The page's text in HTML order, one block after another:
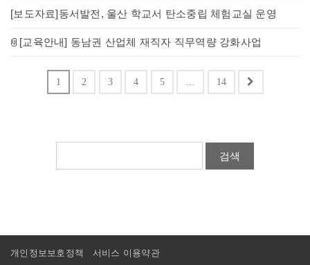
[보도자료]동서발전, 울산 학교서 탄소중립 체험교실 운영
[교육안내] 동남권 산업체 재직자 직무역량 강화사업
1 2 3 4 5 … 14
검색
개인정보보호정책 서비스 이용약관